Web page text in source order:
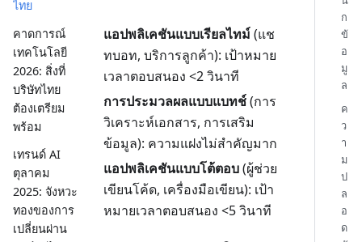
ไทย
คาดการณ์
เทคโนโลยี
2026: สิ่งที่
บริษัทไทย
ต้องเตรียม
พร้อม
เทรนด์ AI
ตุลาคม
2025: จังหวะ
ทองของการ
เปลี่ยนผ่าน
แอปพลิเคชันแบบเรียลไทม์(แช
ทบอท, บริการลูกค้า): เป้าหมาย
เวลาตอบสนอง <2 วินาที
การประมวลผลแบบแบทช์(การ
วิเคราะห์เอกสาร, การเสริม
ข้อมูล): ความแฝงไม่สำคัญมาก
แอปพลิเคชันแบบโต้ตอบ(ผู้ช่วย
เขียนโค้ด, เครื่องมือเขียน): เป้า
หมายเวลาตอบสนอง <5 วินาที
ก
ข้
อ
มู
ล
ค
ว
า
ม
ป
ล
อ
ด